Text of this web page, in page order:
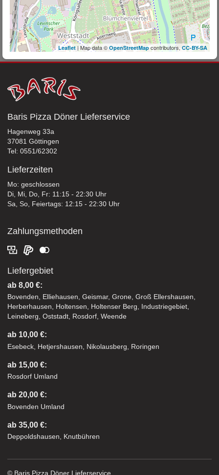
Leaflet| Map data © OpenStreetMapcontributors, CC-BY-SA
Baris Pizza Döner Lieferservice
Hagenweg 33a
37081 Göttingen
Tel: 0551/62302
Lieferzeiten
Mo: geschlossen
Di, Mi, Do, Fr: 11:15 - 22:30 Uhr
Sa, So, Feiertags: 12:15 - 22:30 Uhr
Zahlungsmethoden
Liefergebiet
ab 8,00 €:
Bovenden, Elliehausen, Geismar, Grone, Groß Ellershausen,
Herberhausen, Holtensen, Holtenser Berg, Industriegebiet,
Leineberg, Oststadt, Rosdorf, Weende
ab 10,00 €:
Esebeck, Hetjershausen, Nikolausberg, Roringen
ab 15,00 €:
Rosdorf Umland
ab 20,00 €:
Bovenden Umland
ab 35,00 €:
Deppoldshausen, Knutbühren
© Baris Pizza Döner Lieferservice